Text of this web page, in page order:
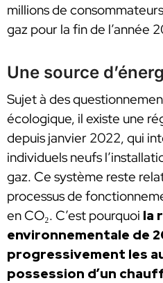
millions de
gaz pour la fin de l’année
Une source
Sujet à des
écologique, il existe une
depuis janvier 2022, qui
individuels neufs
gaz. Ce système reste
processus de
en CO₂. C’est pourquoi la
environnementale de
progressivement les
possession d’un